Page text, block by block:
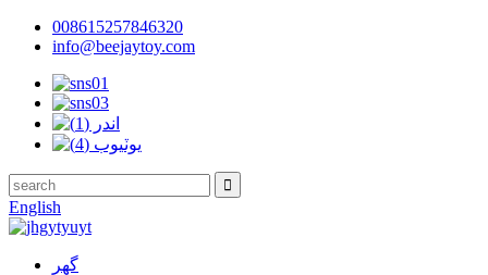
008615257846320
info@beejaytoy.com
English
گهر